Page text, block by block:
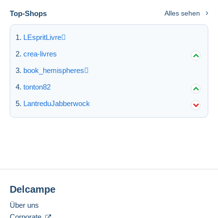
Top-Shops Alles sehen
LEspritLivre
crea-livres
book_hemispheres
tonton82
LantreduJabberwock
Delcampe
Über uns